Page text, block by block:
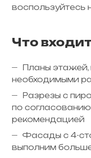
воспользуйтесь
Что
Планы
необходимыми
Разрезы с
по
рекомендацией
Фасады с 4-
выполним